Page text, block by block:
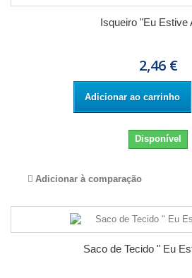
Isqueiro "Eu Estive
2,46 €
Adicionar ao carrinho
Disponível
Adicionar à comparação
Saco de Tecido " Eu